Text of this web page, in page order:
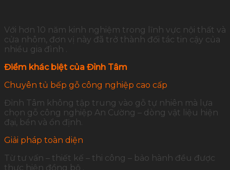
Với hơn 10 năm kinh nghiệm trong lĩnh vực nội thất và
cửa nhôm, đơn vị này đã trở thành đối tác tin cậy của
nhiều gia đình .
Điểm khác biệt của Đỉnh Tâm
Chuyên tủ bếp gỗ công nghiệp cao cấp
Đỉnh Tâm không tập trung vào gỗ tự nhiên mà lựa
chọn gỗ công nghiệp An Cường – dòng vật liệu hiện
đại, bền và ổn định.
Giải pháp toàn diện
Từ tư vấn – thiết kế – thi công – bảo hành đều được
thực hiện đồng bộ .